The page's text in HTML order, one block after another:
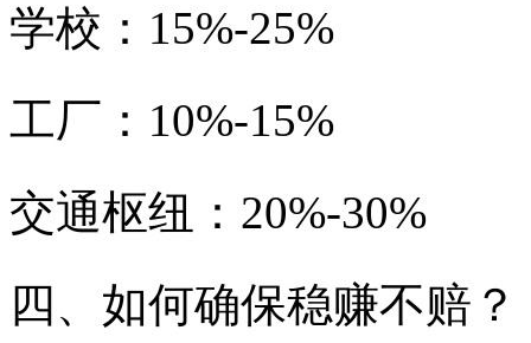
学校： 15%-25%
工厂： 10%-15%
交通枢纽： 20%-30%
四、如何确保稳赚不赔？